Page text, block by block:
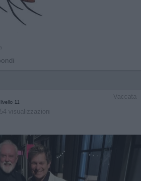
Vaccata
livello 11
visualizzazioni